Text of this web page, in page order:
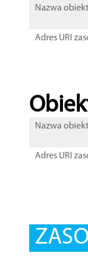
Nazwa
Adres URI
Nazwa
Adres URI